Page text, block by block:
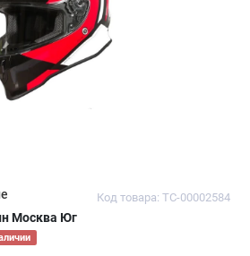
Код товара: ТС-00002584
Москва Юг